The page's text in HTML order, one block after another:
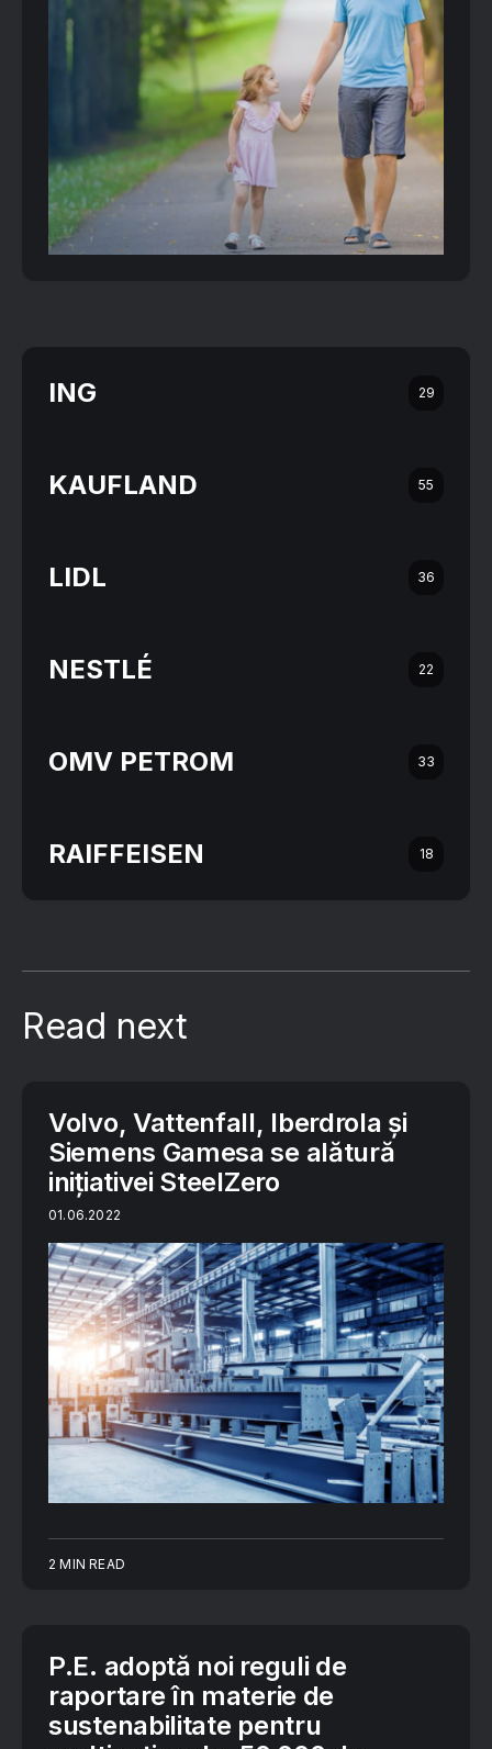
ING 29
KAUFLAND 55
LIDL 36
NESTLÉ 22
OMV PETROM 33
RAIFFEISEN 18
Read next
Volvo, Vattenfall, Iberdrola și
Siemens Gamesa se alătură
inițiativei SteelZero
01.06.2022
2 MIN READ
P.E. adoptă noi reguli de
raportare în materie de
sustenabilitate pentru